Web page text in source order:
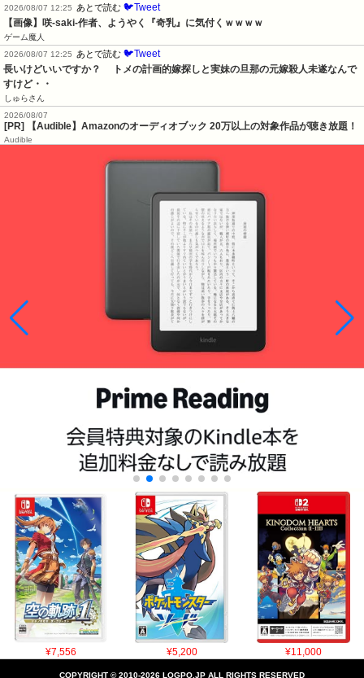
2026/08/07 12:25
あとで読む 🐦Tweet
【画像】咲-saki-作者、ようやく『奇乳』に気付くｗｗｗｗ
ゲーム魔人
2026/08/07 12:25
あとで読む 🐦Tweet
長いけどいいですか？     トメの計画的嫁探しと実妹の旦那の元嫁殺人未遂なんで
すけど・・
しゅらさん
2026/08/07
[PR] 【Audible】Amazonのオーディオブック 20万以上の対象作品が聴き放題！
Audible
¥7,556 ¥5,200 ¥11,000
COPYRIGHT © 2010-2026 LOGPO.JP ALL RIGHTS RESERVED